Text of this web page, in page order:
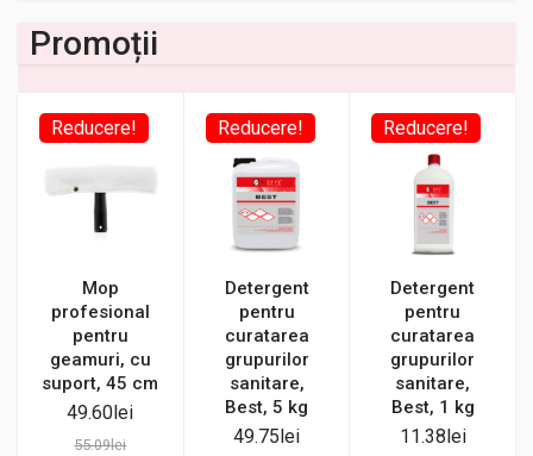
Promoții
Reducere!
Mop
profesional
pentru
geamuri, cu
suport, 45 cm
49.60 lei
55.09lei
Reducere!
Detergent
pentru
curatarea
grupurilor
sanitare,
Best, 5 kg
49.75 lei
Reducere!
Detergent
pentru
curatarea
grupurilor
sanitare,
Best, 1 kg
11.38 lei